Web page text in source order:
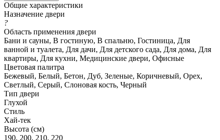
Общие характеристики
Назначение двери
?
Область применения двери
Бани и сауны, В гостиную, В спальню, Гостиница, Для
ванной и туалета, Для дачи, Для детского сада, Для дома, Для
квартиры, Для кухни, Медицинские двери, Офисные
Цветовая палитра
Бежевый, Белый, Бетон, Дуб, Зеленые, Коричневый, Орех,
Светлый, Серый, Слоновая кость, Черный
Тип двери
Глухой
Стиль
Хай-тек
Высота (см)
190, 200, 210, 220